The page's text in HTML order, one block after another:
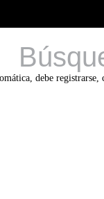
debe